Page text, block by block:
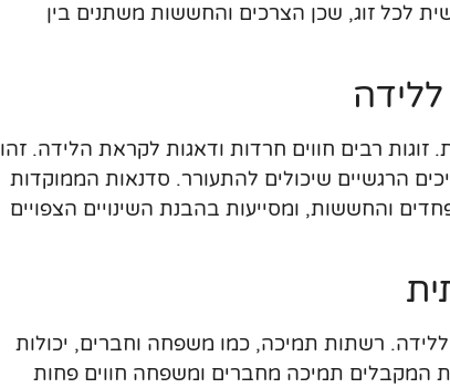
לכל זוג, שכן הצרכים והחששות משתנים בין
רבים חווים חרדות ודאגות לקראת הלידה. זהו
הרגשיים שיכולים להתעורר. סדנאות הממוקדות
והחששות, ומסייעות בהבנת השינויים הצפויים
רשתות תמיכה, כמו משפחה וחברים, יכולות
המקבלים תמיכה מחברים ומשפחה חווים פחות